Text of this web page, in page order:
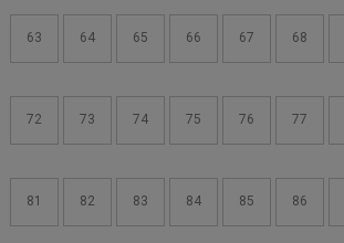
63 64 65 66 67 68
72 73 74 75 76 77
81 82 83 84 85 86